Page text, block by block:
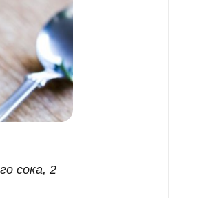
сока, 2